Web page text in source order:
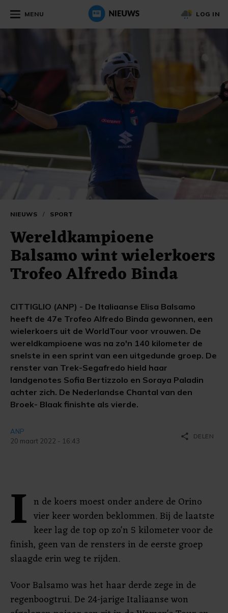
MENU LOG IN
NIEUWS / SPORT
Wereldkampioene
Balsamo wint wielerkoers
Trofeo Alfredo Binda
CITTIGLIO (ANP) - De Italiaanse Elisa Balsamo
heeft de 47e Trofeo Alfredo Binda gewonnen, een
wielerkoers uit de WorldTour voor vrouwen. De
wereldkampioene was na zo'n 140 kilometer de
snelste in een sprint van een uitgedunde groep. De
renster van Trek-Segafredo hield haar
landgenotes Sofia Bertizzolo en Soraya Paladin
achter zich. De Nederlandse Chantal van den
Broek- Blaak finishte als vierde.
ANP
20 maart 2022 - 16:43
share DELEN
I n de koers moest onder andere de Orino
vier keer worden beklommen. Bij de laatste
keer lag de top op zo'n 5 kilometer voor de
finish, geen van de rensters in de eerste groep
slaagde erin weg te rijden.
Voor Balsamo was het haar derde zege in de
regenboogtrui. De 24-jarige Italiaanse won